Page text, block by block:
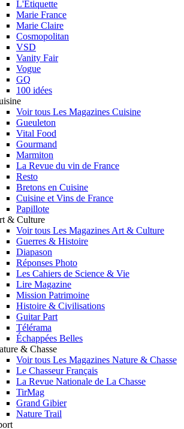
L'Etiquette
Marie France
Marie Claire
Cosmopolitan
VSD
Vanity Fair
Vogue
GQ
100 idées
Voir tous Les Magazines Cuisine
Gueuleton
Vital Food
Gourmand
Marmiton
La Revue du vin de France
Resto
Bretons en Cuisine
Cuisine et Vins de France
Papillote
& Culture
Voir tous Les Magazines Art & Culture
Guerres & Histoire
Diapason
Réponses Photo
Les Cahiers de Science & Vie
Lire Magazine
Mission Patrimoine
Histoire & Civilisations
Guitar Part
Télérama
Échappées Belles
& Chasse
Voir tous Les Magazines Nature & Chasse
Le Chasseur Français
La Revue Nationale de La Chasse
TirMag
Grand Gibier
Nature Trail